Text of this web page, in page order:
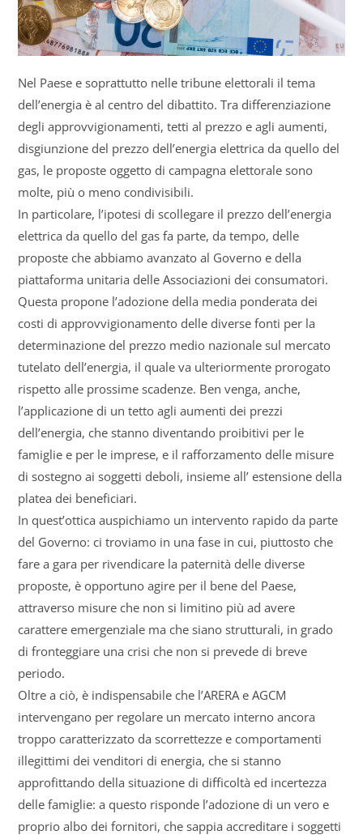
Nel Paese e soprattutto nelle tribune elettorali il tema
dell’energia è al centro del dibattito. Tra differenziazione
degli approvvigionamenti, tetti al prezzo e agli aumenti,
disgiunzione del prezzo dell’energia elettrica da quello del
gas, le proposte oggetto di campagna elettorale sono
molte, più o meno condivisibili.
In particolare, l’ipotesi di scollegare il prezzo dell’energia
elettrica da quello del gas fa parte, da tempo, delle
proposte che abbiamo avanzato al Governo e della
piattaforma unitaria delle Associazioni dei consumatori.
Questa propone l’adozione della media ponderata dei
costi di approvvigionamento delle diverse fonti per la
determinazione del prezzo medio nazionale sul mercato
tutelato dell’energia, il quale va ulteriormente prorogato
rispetto alle prossime scadenze. Ben venga, anche,
l’applicazione di un tetto agli aumenti dei prezzi
dell’energia, che stanno diventando proibitivi per le
famiglie e per le imprese, e il rafforzamento delle misure
di sostegno ai soggetti deboli, insieme all’ estensione della
platea dei beneficiari.
In quest’ottica auspichiamo un intervento rapido da parte
del Governo: ci troviamo in una fase in cui, piuttosto che
fare a gara per rivendicare la paternità delle diverse
proposte, è opportuno agire per il bene del Paese,
attraverso misure che non si limitino più ad avere
carattere emergenziale ma che siano strutturali, in grado
di fronteggiare una crisi che non si prevede di breve
periodo.
Oltre a ciò, è indispensabile che l’ARERA e AGCM
intervengano per regolare un mercato interno ancora
troppo caratterizzato da scorrettezze e comportamenti
illegittimi dei venditori di energia, che si stanno
approfittando della situazione di difficoltà ed incertezza
delle famiglie: a questo risponde l’adozione di un vero e
proprio albo dei fornitori, che sappia accreditare i soggetti